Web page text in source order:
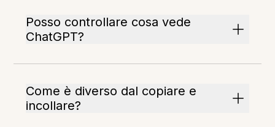
Posso controllare cosa vede
ChatGPT?
Come è diverso dal copiare e
incollare?